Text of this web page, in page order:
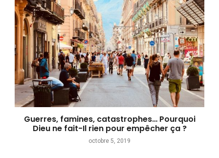
Guerres, famines, catastrophes… Pourquoi
Dieu ne fait-Il rien pour empêcher ça ?
octobre 5, 2019